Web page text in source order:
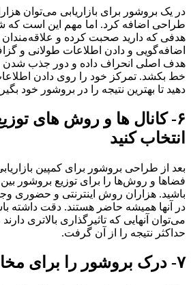
در یک بروشور برای بازاریابی می‌توان
طراحی اضافه کرد. اما مهم این است که
هدفی که دارید صحبت کرده و علاقه‌مندان
اضافه‌گویی و دادن اطلاعات طولانی و
هدف اصلی انحراف داده و دور جذب شدن
خط بکشد. تمرکز خود را روی دادن
دهید تا بهترین نتیجه را در بروشور خود
۶- کانال ها و روش های
انتخاب کنید
بعد از طراحی بروشور برای کمپین
فضاها و روش‌ها را برای توزیع بروشور
باشید. هزاران روش اینترنتی و حضوری
در آنها همیشه حاضر هستند. دقت داشته
می‌توان آنهایی که تاثیرگذاری بالاتری دارند
حداکثر نتیجه را از آن گرفت.
۷- درک بروشور را برای مخاطب ساده کنید